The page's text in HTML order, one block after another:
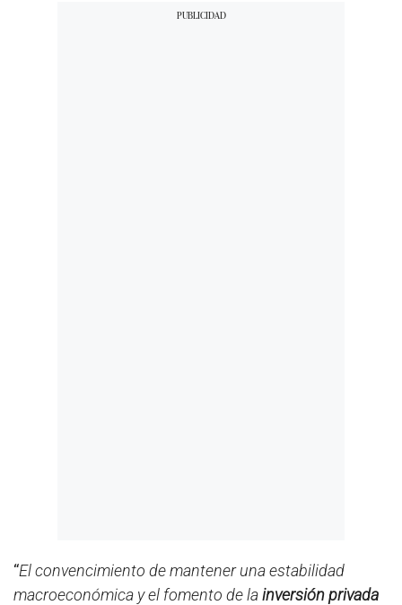
“El convencimiento de mantener una estabilidad
macroeconómica y el fomento de lainversión privada